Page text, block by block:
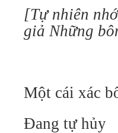
[Tự nhiên
giả Những
Một cái xác
Đang tự hủy